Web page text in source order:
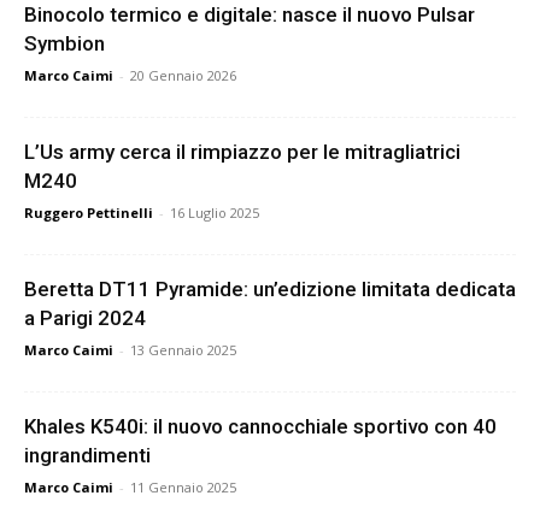
Binocolo termico e digitale: nasce il nuovo Pulsar
Symbion
Marco Caimi - 20 Gennaio 2026
L’Us army cerca il rimpiazzo per le mitragliatrici
M240
Ruggero Pettinelli - 16 Luglio 2025
Beretta DT11 Pyramide: un’edizione limitata dedicata
a Parigi 2024
Marco Caimi - 13 Gennaio 2025
Khales K540i: il nuovo cannocchiale sportivo con 40
ingrandimenti
Marco Caimi - 11 Gennaio 2025